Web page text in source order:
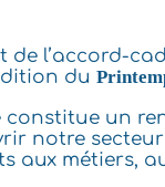
de l’accord-
du
constitue un
notre
aux métiers,